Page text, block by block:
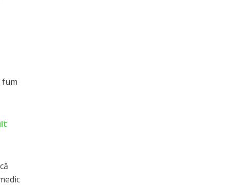
fum